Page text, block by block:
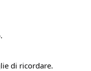
di ricordare.